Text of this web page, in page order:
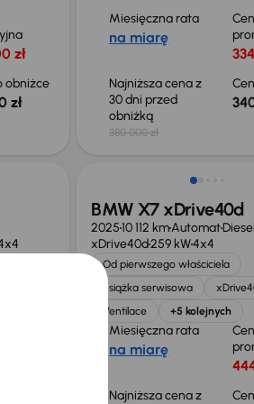
zł
obniżce
zł
Miesięczna rata
na miarę
Najniższa cena z
30 dni przed
obniżką
380 000 zł
Taniej o 10 300 zł
BMW X7 xDrive40d
202510 112 kmAutomat
xDrive40d259 kW4x4
Od pierwszego właściciela
Książka serwisowa
Ventilace
+5 kolejnych
Miesięczna rata
na miarę
Najniższa cena z